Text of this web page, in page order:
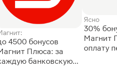
4500 бонусов
Плюса: за
банковскую
Ясно
30%
Магнит
оплату